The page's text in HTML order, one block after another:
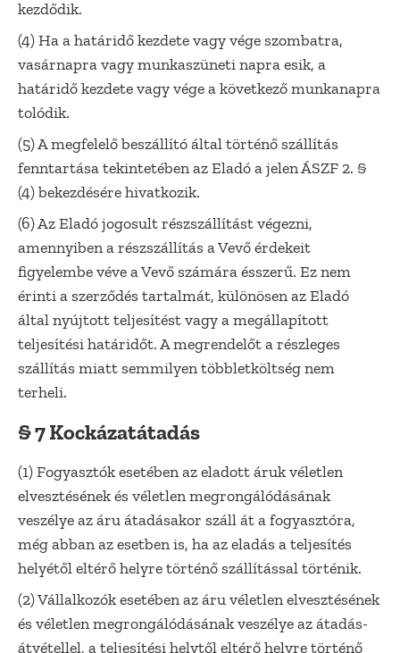
kezdődik.
(4) Ha a határidő kezdete vagy vége szombatra,
vasárnapra vagy munkaszüneti napra esik, a
határidő kezdete vagy vége a következő munkanapra
tolódik.
(5) A megfelelő beszállító által történő szállítás
fenntartása tekintetében az Eladó a jelen ÁSZF 2. §
(4) bekezdésére hivatkozik.
(6) Az Eladó jogosult részszállítást végezni,
amennyiben a részszállítás a Vevő érdekeit
figyelembe véve a Vevő számára ésszerű. Ez nem
érinti a szerződés tartalmát, különösen az Eladó
által nyújtott teljesítést vagy a megállapított
teljesítési határidőt. A megrendelőt a részleges
szállítás miatt semmilyen többletköltség nem
terheli.
§ 7 Kockázatátadás
(1) Fogyasztók esetében az eladott áruk véletlen
elvesztésének és véletlen megrongálódásának
veszélye az áru átadásakor száll át a fogyasztóra,
még abban az esetben is, ha az eladás a teljesítés
helyétől eltérő helyre történő szállítással történik.
(2) Vállalkozók esetében az áru véletlen elvesztésének
és véletlen megrongálódásának veszélye az átadás-
átvétellel, a teljesítési helytől eltérő helyre történő